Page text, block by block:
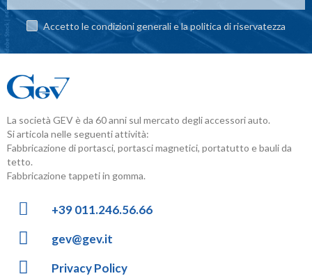
Accetto le condizioni generali e la politica di riservatezza
La società GEV è da 60 anni sul mercato degli accessori auto.
Si articola nelle seguenti attività:
Fabbricazione di portasci, portasci magnetici, portatutto e bauli da
tetto.
Fabbricazione tappeti in gomma.
+39 011.246.56.66
gev@gev.it
Privacy Policy